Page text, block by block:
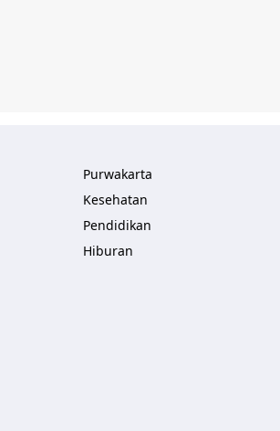
Purwakarta
Kesehatan
Pendidikan
Hiburan